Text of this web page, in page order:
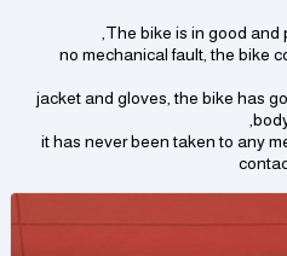
The bike is in good and
no mechanical fault, the bike
jacket and gloves, the bike has
it has never been taken to any